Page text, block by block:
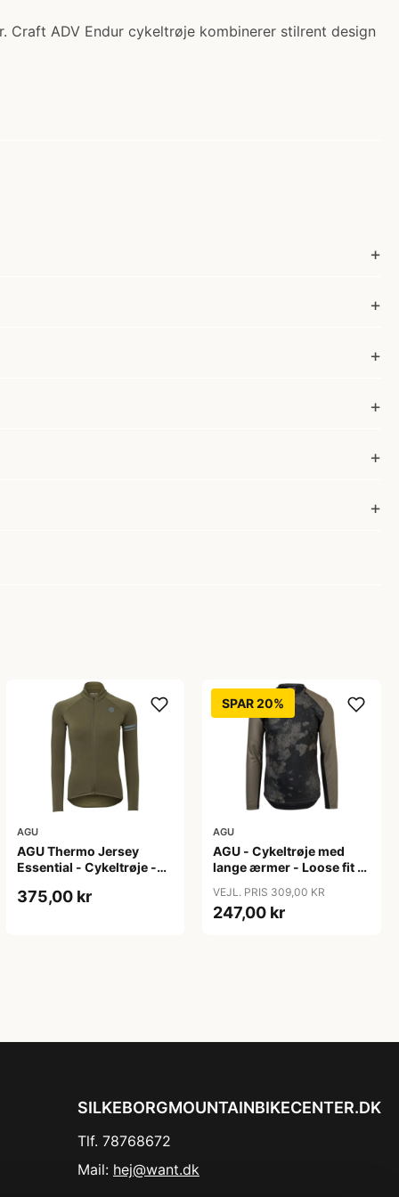
ADV Endur cykeltrøje kombinerer stilrent design
AGU
AGU Thermo Jersey
Essential - Cykeltrøje -
XXL
375,00 kr
SPAR 20%
AGU
AGU - Cykeltrøje med
lange ærmer - Loose fit -
VEJL. PRIS 309,00 KR
247,00 kr
SILKEBORGMOUNTAINBIKECENTER.DK
Tlf. 78768672
Mail: hej@want.dk